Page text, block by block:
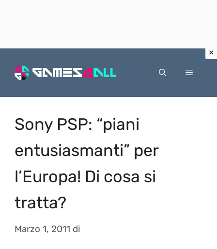
Menu
Sony PSP: “piani
entusiasmanti” per
l’Europa! Di cosa si
tratta?
Marzo 1, 2011 di